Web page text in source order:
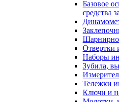
Базовое
средства
Отвертки
Наборы
Зубила,
Тележки
Ключи и